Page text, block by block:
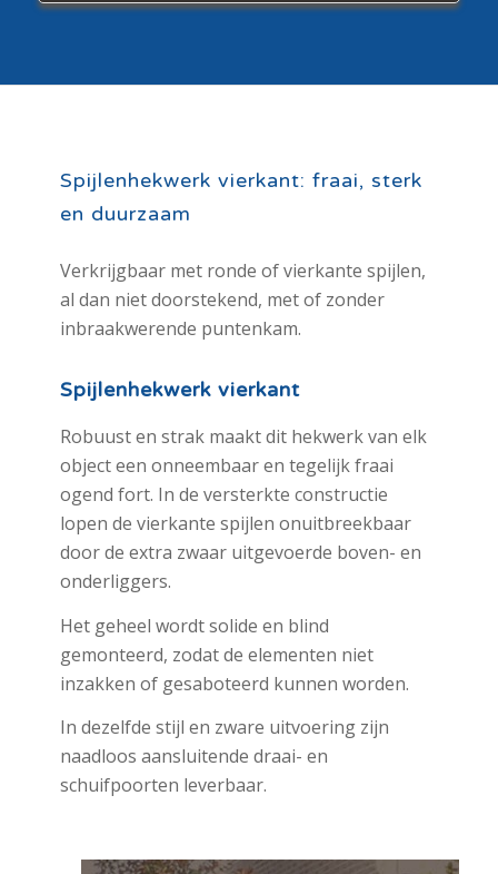
Spijlenhekwerk vierkant: fraai, sterk
en duurzaam
Verkrijgbaar met ronde of vierkante spijlen,
al dan niet doorstekend, met of zonder
inbraakwerende puntenkam.
Spijlenhekwerk vierkant
Robuust en strak maakt dit hekwerk van elk
object een onneembaar en tegelijk fraai
ogend fort. In de versterkte constructie
lopen de vierkante spijlen onuitbreekbaar
door de extra zwaar uitgevoerde boven- en
onderliggers.
Het geheel wordt solide en blind
gemonteerd, zodat de elementen niet
inzakken of gesaboteerd kunnen worden.
In dezelfde stijl en zware uitvoering zijn
naadloos aansluitende draai- en
schuifpoorten leverbaar.